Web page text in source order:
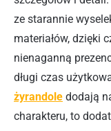
ze starannie
materiałów, dzięki
nienaganną
długi czas
żyrandole dodają
charakteru, to